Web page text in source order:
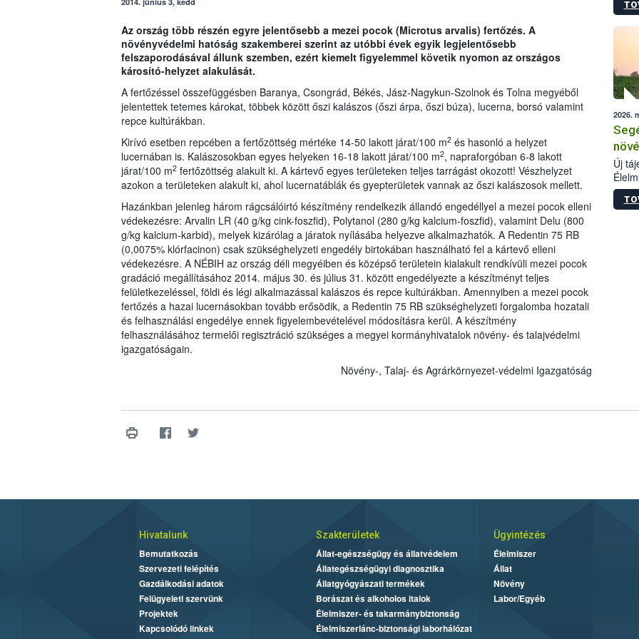
Az ország több részén egyre jelentősebb a mezei pocok (Microtus arvalis) fertőzés. A
növényvédelmi hatóság szakemberei szerint az utóbbi évek egyik legjelentősebb
felszaporodásával állunk szemben, ezért kiemelt figyelemmel követik nyomon az országos
károsító-helyzet alakulását.
A fertőzéssel összefüggésben Baranya, Csongrád, Békés, Jász-Nagykun-Szolnok és Tolna megyéből
jelentettek tetemes károkat, többek között őszi kalászos (őszi árpa, őszi búza), lucerna, borsó valamint
repce kultúrákban.
Kirívó esetben repcében a fertőzöttség mértéke 14-50 lakott járat/100 m2és hasonló a helyzet
lucernában is. Kalászosokban egyes helyeken 16-18 lakott járat/100 m2, napraforgóban 6-8 lakott
járat/100 m2fertőzöttség alakult ki. A kártevő egyes területeken teljes tarrágást okozott! Vészhelyzet
azokon a területeken alakult ki, ahol lucernatáblák és gyepterületek vannak az őszi kalászosok mellett.
Hazánkban jelenleg három rágcsálóirtó készítmény rendelkezik állandó engedéllyel a mezei pocok elleni
védekezésre: Arvalin LR (40 g/kg cink-foszfid), Polytanol (280 g/kg kalcium-foszfid), valamint Delu (800
g/kg kalcium-karbid), melyek kizárólag a járatok nyílásába helyezve alkalmazhatók. A Redentin 75 RB
(0,0075% klórfacinon) csak szükséghelyzeti engedély birtokában használható fel a kártevő elleni
védekezésre. A NÉBIH az ország déli megyéiben és középső területein kialakult rendkívüli mezei pocok
gradáció megállításához 2014. május 30. és július 31. között engedélyezte a készítményt teljes
felületkezeléssel, földi és légi alkalmazással kalászos és repce kultúrákban. Amennyiben a mezei pocok
fertőzés a hazai lucernásokban tovább erősödik, a Redentin 75 RB szükséghelyzeti forgalomba hozatali
és felhasználási engedélye ennek figyelembevételével módosításra kerül. A készítmény
felhasználásához termelői regisztráció szükséges a megyei kormányhivatalok növény- és talajvédelmi
igazgatóságain.
Növény-, Talaj- és Agrárkörnyezet-védelmi Igazgatóság
kis
2026.
Új
Hivatalunk
Bemutatkozás
Szervezeti felépítés
Gazdálkodási adatok
Felügyeleti szervünk
Projektek
Kapcsolódó linkek
Szakterületek
Állat-egészségügy és állatvédelem
Állategészségügyi diagnosztika
Állatgyógyászati termékek
Borászat és alkoholos italok
Élelmiszer- és takarmánybiztonság
Élelmiszerlánc-biztonsági laborhálózat
Ügyintézés
Élelmiszer
Állat
Növény
Labor/Egyéb